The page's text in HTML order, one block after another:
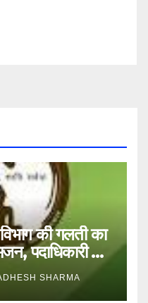
की गलती का
पदाधिकारी और
SHARMA